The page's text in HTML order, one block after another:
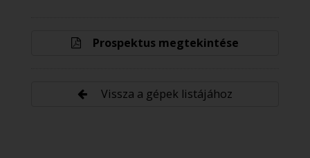
Prospektus megtekintése
Vissza a gépek listájához